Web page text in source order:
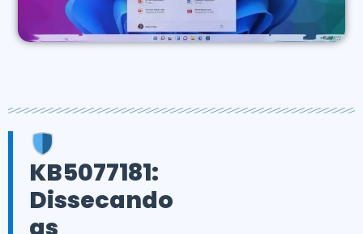
KB5077181:
Dissecando
as